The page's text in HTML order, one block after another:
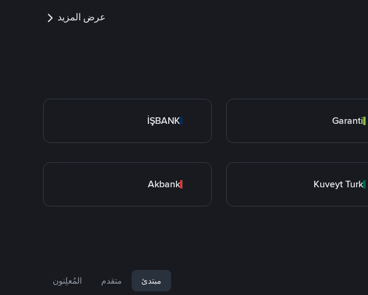
عرض المزيد
Garanti
İŞBANK
Kuveyt Turk
Akbank
مبتدئ متقدم المُعلِنون